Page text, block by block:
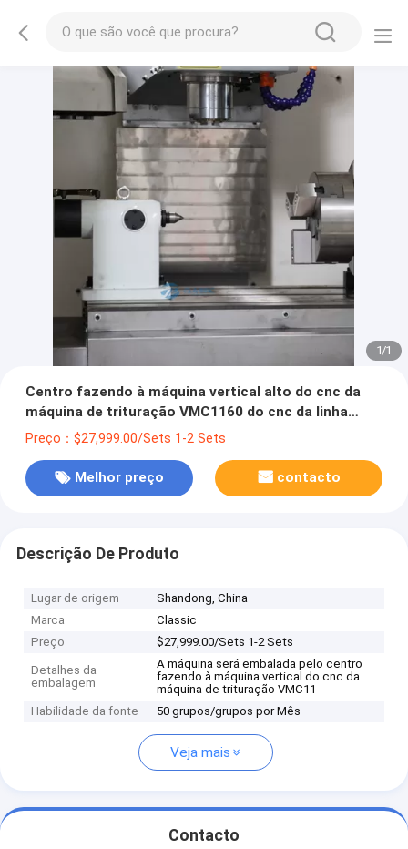
1/1
Centro fazendo à máquina vertical alto do cnc da
máquina de trituração VMC1160 do cnc da linha
central da precisão 5 para a venda
Preço：$27,999.00/Sets 1-2 Sets
Melhor preço contacto
Descrição De Produto
Lugar de origem
Shandong, China
Marca
Classic
Preço
$27,999.00/Sets 1-2 Sets
Detalhes da
embalagem
A máquina será embalada pelo centro
fazendo à máquina vertical do cnc da
máquina de trituração VMC11
Habilidade da fonte
50 grupos/grupos por Mês
Veja mais
Contacto